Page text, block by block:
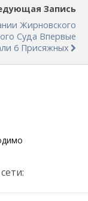
Запись
Жирновского
Суда Впервые
6 Присяжных